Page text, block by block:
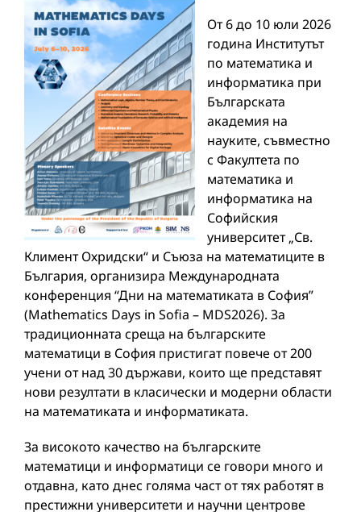
От 6 до 10 юли 2026
година Институтът
по математика и
информатика при
Българската
академия на
науките, съвместно
с Факултета по
математика и
информатика на
Софийския
университет „Св.
Климент Охридски“ и Съюза на математиците в
България, организира Международната
конференция “Дни на математиката в София”
(Mathematics Days in Sofia – MDS2026). За
традиционната среща на българските
математици в София пристигат повече от 200
учени от над 30 държави, които ще представят
нови резултати в класически и модерни области
на математиката и информатиката.
За високото качество на българските
математици и информатици се говори много и
отдавна, като днес голяма част от тях работят в
престижни университети и научни центрове